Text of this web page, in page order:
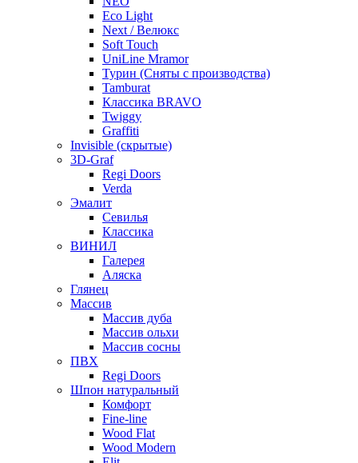
Eco Light
Next / Велюкс
Soft Touch
UniLine Mramor
Турин (Сняты с производства)
Tamburat
Классика BRAVO
Twiggy
Graffiti
Invisible (скрытые)
3D-Graf
Regi Doors
Verda
Эмалит
Севилья
Классика
ВИНИЛ
Галерея
Аляска
Глянец
Массив
Массив дуба
Массив ольхи
Массив сосны
ПВХ
Regi Doors
Шпон натуральный
Комфорт
Fine-line
Wood Flat
Wood Modern